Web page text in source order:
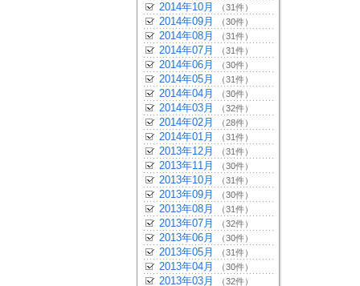
2014年10月 （31件）
2014年09月 （30件）
2014年08月 （31件）
2014年07月 （31件）
2014年06月 （30件）
2014年05月 （31件）
2014年04月 （30件）
2014年03月 （32件）
2014年02月 （28件）
2014年01月 （31件）
2013年12月 （31件）
2013年11月 （30件）
2013年10月 （31件）
2013年09月 （30件）
2013年08月 （31件）
2013年07月 （32件）
2013年06月 （30件）
2013年05月 （31件）
2013年04月 （30件）
2013年03月 （32件）